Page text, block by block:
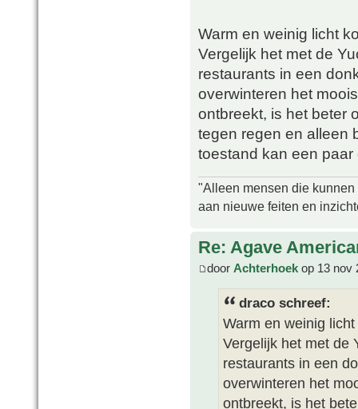
Warm en weinig licht
Vergelijk het met de
restaurants in een
overwinteren het
ontbreekt, is het beter
tegen regen en alleen
toestand kan een
"Alleen mensen die
aan nieuwe feiten en
Re: Agave
door Achterhoek op 13 nov
draco schreef:
Warm en weinig
Vergelijk het met de
restaurants in een
overwinteren het
ontbreekt, is het